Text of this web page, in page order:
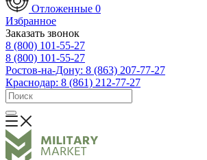
Отложенные 0
Избранное
Заказать звонок
8 (800) 101-55-27
8 (800) 101-55-27
Ростов-на-Дону: 8 (863) 207-77-27
Краснодар: 8 (861) 212-77-27